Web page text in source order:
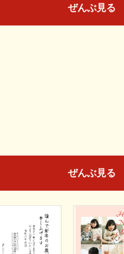
ぜんぶ見る
ぜんぶ見る